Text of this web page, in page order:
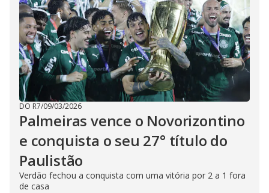
DO R7/09/03/2026
Palmeiras vence o Novorizontino
e conquista o seu 27° título do
Paulistão
Verdão fechou a conquista com uma vitória por 2 a 1 fora
de casa